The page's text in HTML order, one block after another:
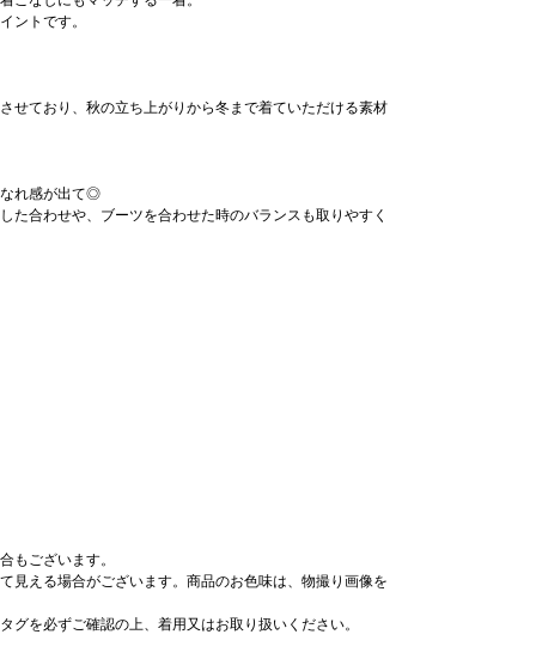
ントです。
せており、秋の立ち上がりから冬まで着ていただける素材
なれ感が出て◎
た合わせや、ブーツを合わせた時のバランスも取りやすく
もございます。
見える場合がございます。商品のお色味は、物撮り画像を
を必ずご確認の上、着用又はお取り扱いください。